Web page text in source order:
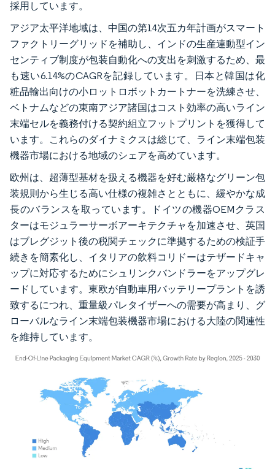
採用しています。
アジア太平洋地域は、中国の第14次五カ年計画がスマート
ファクトリーグリッドを補助し、インドの生産連動型イン
センティブ制度が包装自動化への支出を刺激するため、最
も速い6.14%のCAGRを記録しています。日本と韓国は化
粧品輸出向けの小ロットロボットカートナーを洗練させ、
ベトナムなどの東南アジア諸国はコスト効率の高いライン
末端セルを義務付ける契約組立フットプリントを獲得して
います。これらのダイナミクスは総じて、ライン末端包装
機器市場における地域のシェアを高めています。
欧州は、超薄型基材を扱える機器を好む厳格なグリーン包
装規則から生じる高い仕様の複雑さとともに、緩やかな成
長のバランスを取っています。ドイツの機器OEMクラス
ターはモジュラーサーボアーキテクチャを加速させ、英国
はブレグジット後の税関チェックに準拠するための検証手
続きを簡素化し、イタリアの飲料コリドーはテザードキャ
ップに対応するためにシュリンクバンドラーをアップグレ
ードしています。東欧が自動車用バッテリープラントを誘
致するにつれ、重量級パレタイザーへの需要が高まり、グ
ローバルなライン末端包装機器市場における大陸の関連性
を維持しています。